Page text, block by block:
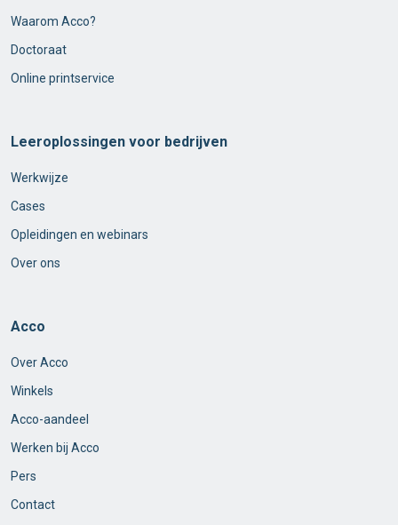
Waarom Acco?
Doctoraat
Online printservice
Leeroplossingen voor bedrijven
Werkwijze
Cases
Opleidingen en webinars
Over ons
Acco
Over Acco
Winkels
Acco-aandeel
Werken bij Acco
Pers
Contact